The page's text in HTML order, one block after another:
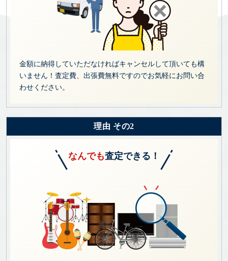
金額に納得していただなければキャンセルして頂いても構
いません！査定費、出張費無料ですのでお気軽にお問い合
わせください。
理由 その2
なんでも査定できる！